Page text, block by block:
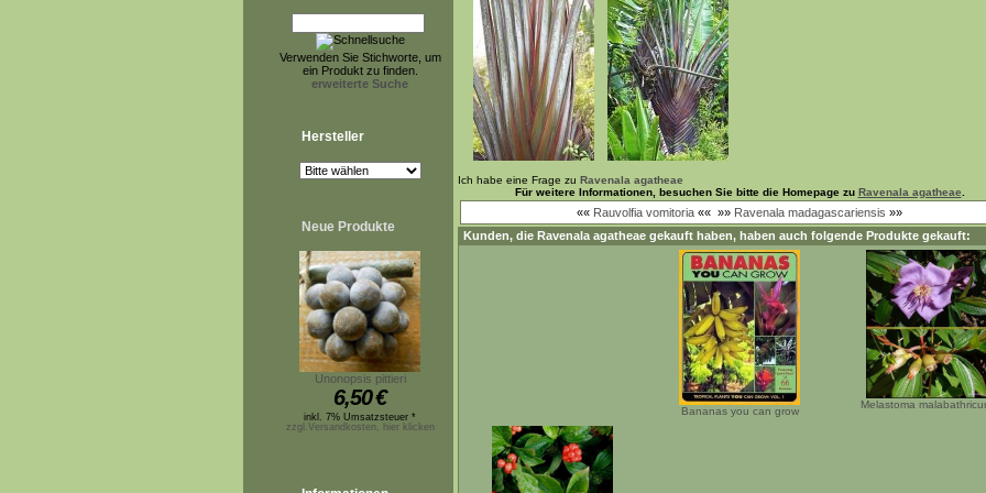
Verwenden Sie Stichworte, um
ein Produkt zu finden.
erweiterte Suche
Hersteller
Neue Produkte
Unonopsis pittieri
6,50€
inkl. 7% Umsatzsteuer *
zzgl.Versandkosten, hier klicken
Ich habe eine Frage zu Ravenala agatheae
Für weitere Informationen, besuchen Sie bitte die Homepage zu Ravenala agatheae
«« Rauvolfia vomitoria «« »» Ravenala madagascariensis »»
Kunden, die Ravenala agatheae gekauft haben, haben auch folgende Produkte gekauft:
Bananas you can grow
Melastoma